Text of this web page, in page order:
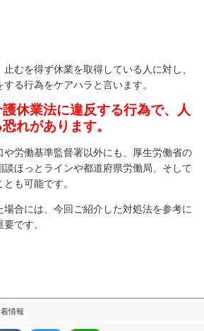
むを得ず休業を取得している人に対し、
る行為をケアハラと言います。
休業法に違反する行為で、人
れがあります。
や労働基準監督署以外にも、厚生労働省の
ほっとラインや都道府県労働局、そして
も可能です。
場合には、今回ご紹介した対処法を参考に
です。
情報